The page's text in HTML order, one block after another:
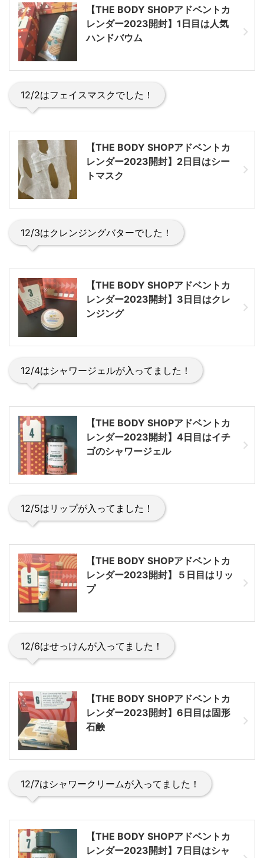
【THE BODY SHOPアドベントカ
レンダー2023開封】1日目は人気
ハンドバウム
12/2はフェイスマスクでした！
【THE BODY SHOPアドベントカ
レンダー2023開封】2日目はシー
トマスク
12/3はクレンジングバターでした！
【THE BODY SHOPアドベントカ
レンダー2023開封】3日目はクレ
ンジング
12/4はシャワージェルが入ってました！
【THE BODY SHOPアドベントカ
レンダー2023開封】4日目はイチ
ゴのシャワージェル
12/5はリップが入ってました！
【THE BODY SHOPアドベントカ
レンダー2023開封】５日目はリッ
プ
12/6はせっけんが入ってました！
【THE BODY SHOPアドベントカ
レンダー2023開封】6日目は固形
石鹸
12/7はシャワークリームが入ってました！
【THE BODY SHOPアドベントカ
レンダー2023開封】7日目はシャ